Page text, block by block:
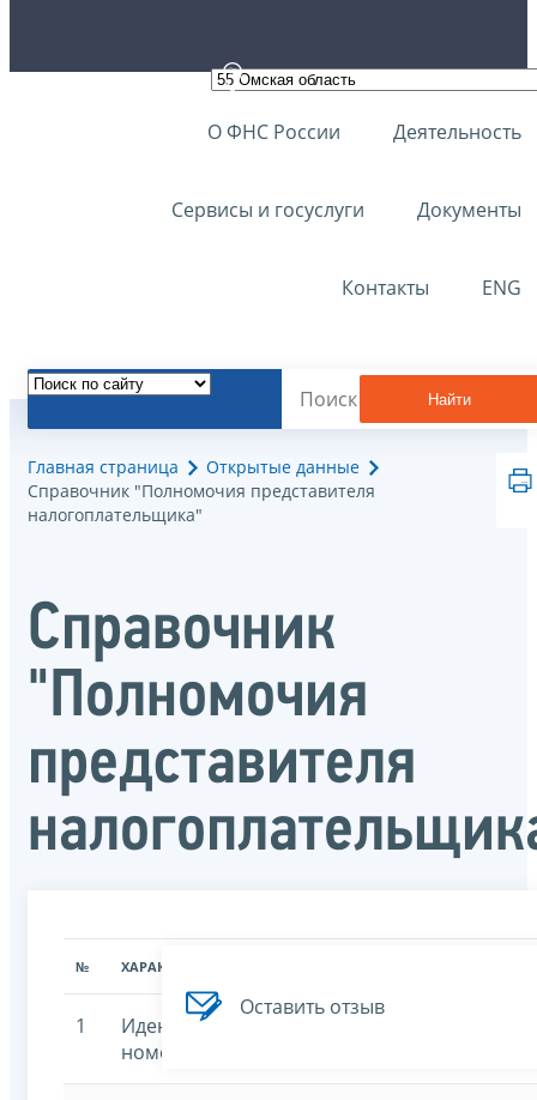
О ФНС России Деятельность
Сервисы и госуслуги Документы
Контакты ENG
Найти
Главная страница
Открытые данные
Справочник "Полномочия представителя
налогоплательщика"
Справочник
"Полномочия
представителя
№ ХАРАКТЕРИСТИКА
1
Идентификационный
номер
Оставить отзыв